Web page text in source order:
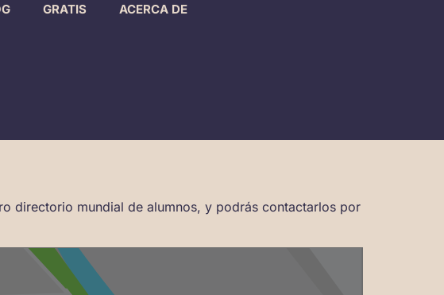
GRATIS ACERCA DE
directorio mundial de alumnos, y podrás contactarlos por